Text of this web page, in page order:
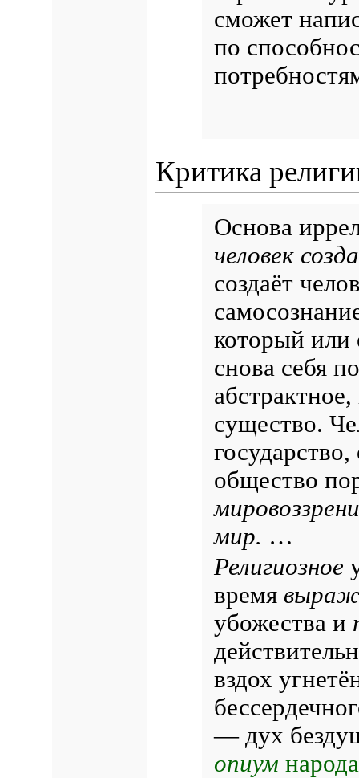
сможет
по
Критика
Основа
человек
создаёт
который или
снова себя
существо.
общество
мир. …
Религиозное
время
убожества и
вздох
— дух
опиум